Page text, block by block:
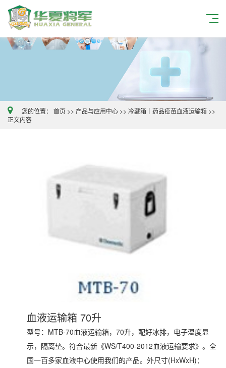
您的位置： 首页 >> 产品与应用中心 >> 冷藏箱｜药品疫苗血液运输箱 >>
正文内容
血液运输箱 70升
型号：MTB-70血液运输箱，70升，配好冰排，电子温度显
示，隔离垫。符合最新《WS/T400-2012血液运输要求》。全
国一百多家血液中心使用我们的产品。外尺寸(HxWxH)：